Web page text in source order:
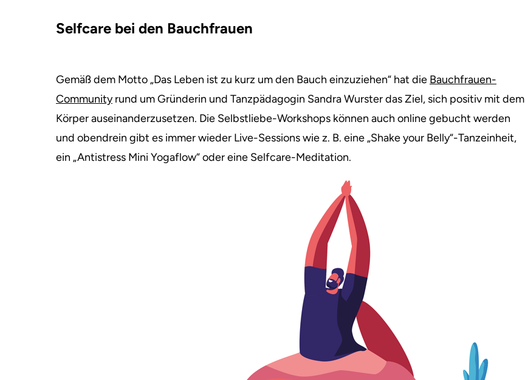
Selfcare bei den Bauchfrauen
Gemäß dem Motto „Das Leben ist zu kurz um den Bauch einzuziehen“ hat die Bauchfrauen-
Communityrund um Gründerin und Tanzpädagogin Sandra Wurster das Ziel, sich positiv mit dem
Körper auseinanderzusetzen. Die Selbstliebe-Workshops können auch online gebucht werden
und obendrein gibt es immer wieder Live-Sessions wie z. B. eine „Shake your Belly“-Tanzeinheit,
ein „Antistress Mini Yogaflow“ oder eine Selfcare-Meditation.